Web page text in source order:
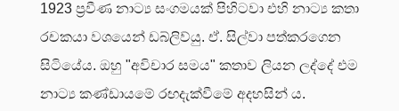
1923 ප්‍රවීණ නාට්‍ය සංගමයක් පිහිටවා එහි නාට්‍ය කතා
රචකයා වශයෙන් ඩබ්ලිව්යු. ඒ. සිල්වා පත්කරගෙන
සිටියේය. ඔහු "අවිචාර සමය" කතාව ලියන ලද්දේ එම
නාට්‍ය කණ්ඩායමේ රඟදැක්වීමේ අදහසින් ය.